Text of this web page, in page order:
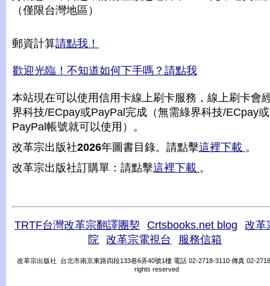
（僅限台灣地區）
郵資計算請點我！
歡迎光臨！不知道如何下手嗎？請點我
本站現在可以使用信用卡線上刷卡服務，線上刷卡會
界科技/ECpay或PayPal完成（無需綠界科技/ECpay或
PayPal帳號就可以使用）。
改革宗出版社2026年圖書目錄。請點擊這裡下載 。
改革宗出版社訂購單：請點擊這裡下載 。
TRTF台灣改革宗翻譯團契 Crtsbooks.net blog
改革
院
改革宗電視台 服務信箱
改革宗出版社 台北市南京東路四段133巷6弄40號1樓 電話 02-2718-3110 傳真 02-
rights reserved